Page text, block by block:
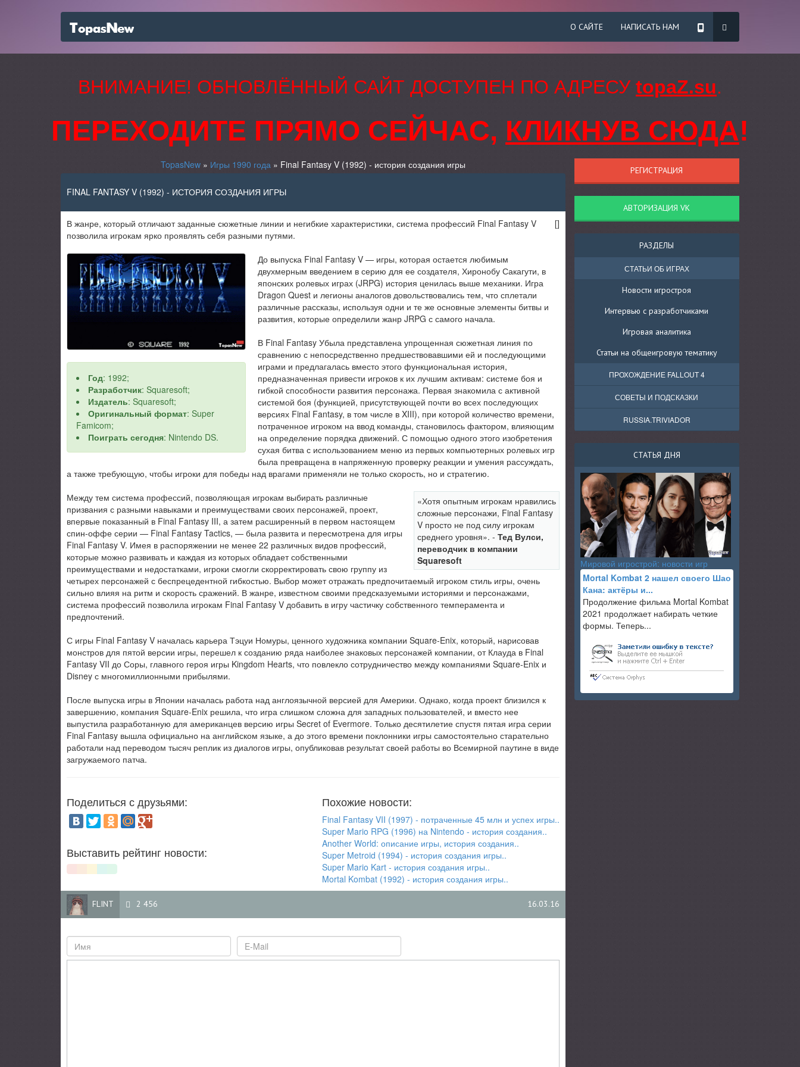
О САЙТЕ НАПИСАТЬ НАМ
ВНИМАНИЕ! ОБНОВЛЁННЫЙ САЙТ ДОСТУПЕН ПО АДРЕСУ topaZ.su.
ПЕРЕХОДИТЕ ПРЯМО СЕЙЧАС, КЛИКНУВ СЮДА!
TopasNew» Игры 1990 года » Final Fantasy V (1992) - история создания игры
FINAL FANTASY V (1992) - ИСТОРИЯ СОЗДАНИЯ ИГРЫ
[]
В жанре, который отличают заданные сюжетные линии и негибкие характеристики, система профессий Final Fantasy V
позволила игрокам ярко проявлять себя разными путями.
Год: 1992;
Разработчик: Squaresoft;
Издатель: Squaresoft;
Оригинальный формат: Super
Famicom;
Поиграть сегодня: Nintendo DS.
До выпуска Final Fantasy V — игры, которая остается любимым
двухмерным введением в серию для ее создателя, Хиронобу Сакагути, в
японских ролевых играх (JRPG) история ценилась выше механики. Игра
Dragon Quest и легионы аналогов довольствовались тем, что сплетали
различные рассказы, используя одни и те же основные элементы битвы и
развития, которые определили жанр JRPG с самого начала.
В Final Fantasy Убыла представлена упрощенная сюжетная линия по
сравнению с непосредственно предшествовавшими ей и последующими
играми и предлагалась вместо этого функциональная история,
предназначенная привести игроков к их лучшим активам: системе боя и
гибкой способности развития персонажа. Первая знакомила с активной
системой боя (функцией, присутствующей почти во всех последующих
версиях Final Fantasy, в том числе в XIII), при которой количество времени,
потраченное игроком на ввод команды, становилось фактором, влияющим
на определение порядка движений. С помощью одного этого изобретения
сухая битва с использованием меню из первых компьютерных ролевых игр
была превращена в напряженную проверку реакции и умения рассуждать,
а также требующую, чтобы игроки для победы над врагами применяли не только скорость, но и стратегию.
«Хотя опытным игрокам нравились
сложные персонажи, Final Fantasy
V просто не под силу игрокам
среднего уровня». - Тед Вулси,
переводчик в компании
Squaresoft
Между тем система профессий, позволяющая игрокам выбирать различные
призвания с разными навыками и преимуществами своих персонажей, проект,
впервые показанный в Final Fantasy III, а затем расширенный в первом настоящем
спин-оффе серии — Final Fantasy Tactics, — была развита и пересмотрена для игры
Final Fantasy V. Имея в распоряжении не менее 22 различных видов профессий,
которые можно развивать и каждая из которых обладает собственными
преимуществами и недостатками, игроки смогли скорректировать свою группу из
четырех персонажей с беспрецедентной гибкостью. Выбор может отражать предпочитаемый игроком стиль игры, очень
сильно влияя на ритм и скорость сражений. В жанре, известном своими предсказуемыми историями и персонажами,
система профессий позволила игрокам Final Fantasy V добавить в игру частичку собственного темперамента и
предпочтений.
С игры Final Fantasy V началась карьера Тэцуи Номуры, ценного художника компании Square-Enix, который, нарисовав
монстров для пятой версии игры, перешел к созданию ряда наиболее знаковых персонажей компании, от Клауда в Final
Fantasy VII до Соры, главного героя игры Kingdom Hearts, что повлекло сотрудничество между компаниями Square-Enix и
Disney с многомиллионными прибылями.
После выпуска игры в Японии началась работа над англоязычной версией для Америки. Однако, когда проект близился к
завершению, компания Square-Enix решила, что игра слишком сложна для западных пользователей, и вместо нее
выпустила разработанную для американцев версию игры Secret of Evermore. Только десятилетие спустя пятая игра серии
Final Fantasy вышла официально на английском языке, а до этого времени поклонники игры самостоятельно старательно
работали над переводом тысяч реплик из диалогов игры, опубликовав результат своей работы во Всемирной паутине в виде
загружаемого патча.
Поделиться с друзьями:
Выставить рейтинг новости:
Похожие новости:
Final Fantasy VII (1997) - потраченные 45 млн и успех игры..
Super Mario RPG (1996) на Nintendo - история создания..
Another World: описание игры, история создания..
Super Metroid (1994) - история создания игры..
Super Mario Kart - история создания игры..
Mortal Kombat (1992) - история создания игры..
FLINT 2 456 16.03.16
РЕГИСТРАЦИЯ
АВТОРИЗАЦИЯ VK
РАЗДЕЛЫ
СТАТЬИ ОБ ИГРАХ
Новости игростроя
Интервью с разработчиками
Игровая аналитика
Статьи на общеигровую тематику
ПРОХОЖДЕНИЕ FALLOUT 4
СОВЕТЫ И ПОДСКАЗКИ
RUSSIA.TRIVIADOR
СТАТЬЯ ДНЯ
Мировой игрострой: новости игр
Mortal Kombat 2 нашел своего Шао
Кана: актёры и...
Продолжение фильма Mortal Kombat
2021 продолжает набирать четкие
формы. Теперь...